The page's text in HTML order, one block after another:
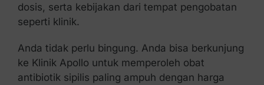
dosis, serta kebijakan dari tempat pengobatan
seperti klinik.
Anda tidak perlu bingung. Anda bisa berkunjung
ke Klinik Apollo untuk memperoleh obat
antibiotik sipilis paling ampuh dengan harga